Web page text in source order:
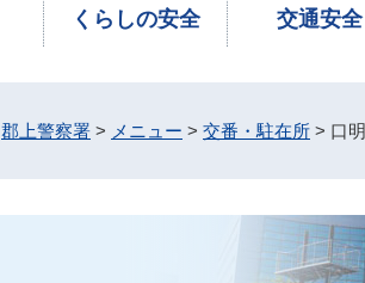
カ
タ
索
くらしの安全 交通安全
郡上警察署 > メニュー > 交番・駐在所 > 口